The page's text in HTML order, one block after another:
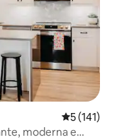
5 de uma
5 (141)
moderna e